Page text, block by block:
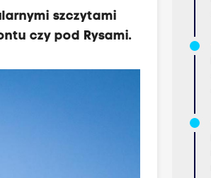
szczytami
czy pod Rysami.